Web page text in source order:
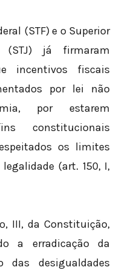
(STF) e o Superior
(STJ) já firmaram
incentivos fiscais
por lei não
por estarem
constitucionais
os limites
(art. 150, I,
III, da Constituição,
a erradicação da
das desigualdades